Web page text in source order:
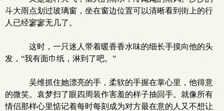
斗大雨点划过玻璃窗，坐在窗边位置可以清晰看到街上的行
人已经寥寥无几了。
这时，一只迷人带着暖香香水味的细长手摸向他的头
发，“我有面巾纸，淋到了吧。”
吴维抓住她漂亮的手，柔软的手握在掌心里，他得意
的微笑。袁梦扫了眼四周装作害羞的样子抽回手。就像所有
情侣那样心里惦记着每时每刻成为对方最在意的人又不想让